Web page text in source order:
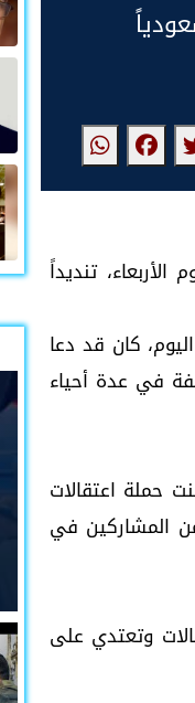
تنديداً
كان قد دعا
في عدة أحياء
حملة اعتقالات
المشاركين في
وتعتدي على